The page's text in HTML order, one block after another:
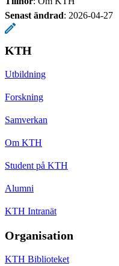
Senast ändrad: 2026-04-27
KTH
Utbildning
Forskning
Samverkan
Om KTH
Student på KTH
Alumni
KTH Intranät
Organisation
KTH Biblioteket